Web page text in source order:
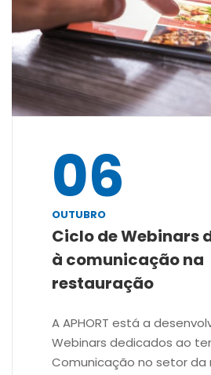
06
OUTUBRO
Ciclo de Webinars
à comunicação na
restauração
A APHORT está a
Webinars dedicados ao
Comunicação no setor da